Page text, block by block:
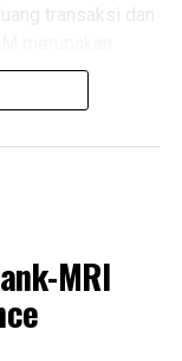
transaksi dan
khas Banjar,
hingga
produk
citra
kreatif yang
nasional.
komunitas, dan
MRI